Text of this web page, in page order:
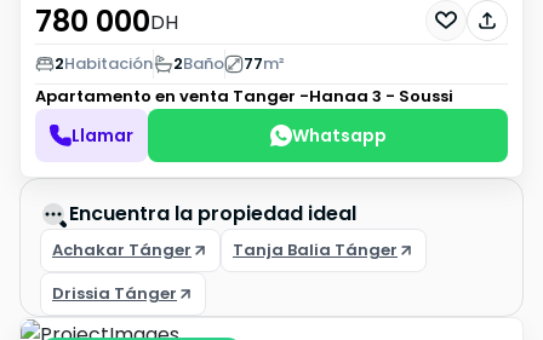
780 000DH
2Habitación 2Baño 77m²
Apartamento en venta Tanger -Hanaa 3 - Soussi
Llamar Whatsapp
Encuentra la propiedad ideal
Achakar Tánger
Tanja Balia Tánger
Drissia Tánger